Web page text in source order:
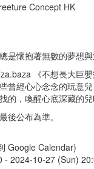
Concept HK
是懷抱著無數的夢想
《不想長大巨
曾經心心念念的玩意
的，喚醒心底深藏的兒
後公布為準。
Google Calendar)
- 2024-10-27 (Sun)